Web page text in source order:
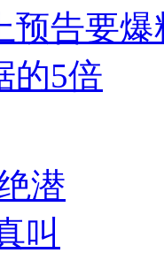
预告要爆
的5倍